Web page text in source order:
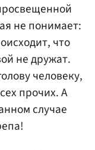
не понимает:
что
не дружат.
человеку,
прочих. А
случае